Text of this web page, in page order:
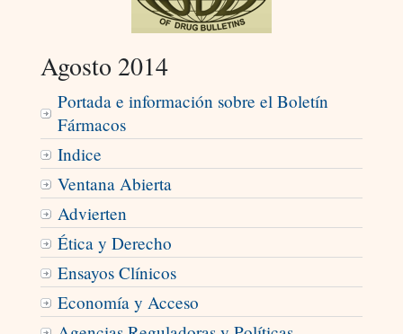
Agosto 2014
Portada e información sobre el Boletín
Fármacos
Indice
Ventana Abierta
Advierten
Ética y Derecho
Ensayos Clínicos
Economía y Acceso